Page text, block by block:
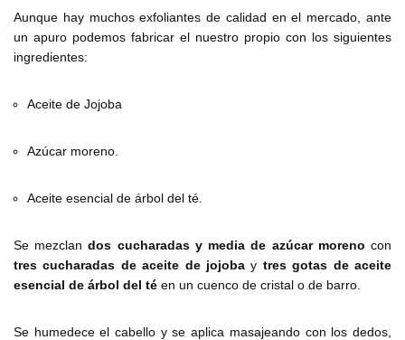
Aunque hay muchos exfoliantes de calidad en el mercado, ante
un apuro podemos fabricar el nuestro propio con los siguientes
ingredientes:
Aceite de Jojoba
Azúcar moreno.
Aceite esencial de árbol del té.
Se mezclandos cucharadas y media de azúcar moreno con
tres cucharadas de aceite de jojobay tres gotas de aceite
esencial de árbol del té en un cuenco de cristal o de barro.
Se humedece el cabello y se aplica masajeando con los dedos,